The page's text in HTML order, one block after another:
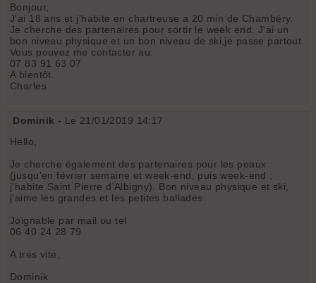
Bonjour,
J'ai 18 ans et j'habite en chartreuse a 20 min de Chambéry.
Je cherche des partenaires pour sortir le week end. J'ai un
bon niveau physique et un bon niveau de ski,je passe partout.
Vous pouvez me contacter au:
07 83 91 63 07
A bientôt.
Charles
Dominik - Le 21/01/2019 14:17
Hello,
Je cherche également des partenaires pour les peaux
(jusqu'en février semaine et week-end, puis week-end ;
j'habite Saint Pierre d'Albigny). Bon niveau physique et ski,
j'aime les grandes et les petites ballades.
Joignable par mail ou tel
06 40 24 28 79
A très vite,
Dominik